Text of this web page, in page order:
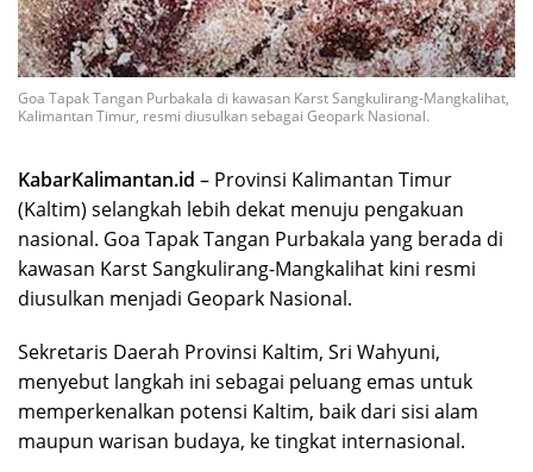
Goa Tapak Tangan Purbakala di kawasan Karst Sangkulirang-Mangkalihat,
Kalimantan Timur, resmi diusulkan sebagai Geopark Nasional.
KabarKalimantan.id – Provinsi Kalimantan Timur
(Kaltim) selangkah lebih dekat menuju pengakuan
nasional. Goa Tapak Tangan Purbakala yang berada di
kawasan Karst Sangkulirang-Mangkalihat kini resmi
diusulkan menjadi Geopark Nasional.
Sekretaris Daerah Provinsi Kaltim, Sri Wahyuni,
menyebut langkah ini sebagai peluang emas untuk
memperkenalkan potensi Kaltim, baik dari sisi alam
maupun warisan budaya, ke tingkat internasional.